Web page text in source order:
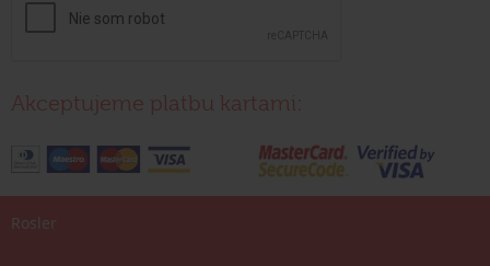
Akceptujeme platbu kartami:
Rosler